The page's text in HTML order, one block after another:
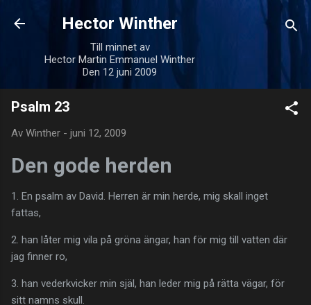
Fortsätt till huvudinnehåll
Hector Winther
Till minnet av
Hector Martin Emmanuel Winther
Den 12 juni 2009
Psalm 23
Av Winther - juni 12, 2009
Den gode herden
1. En psalm av David. Herren är min herde, mig skall inget
fattas,
2. han låter mig vila på gröna ängar, han för mig till vatten där
jag finner ro,
3. han vederkvicker min själ, han leder mig på rätta vägar, för
sitt namns skull.